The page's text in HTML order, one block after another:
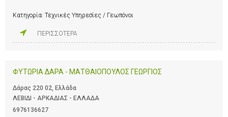
Κατηγορία: Τεχνικές Υπηρεσίες / Γεωπόνοι
ΠΕΡΙΣΣΟΤΕΡΑ
ΦΥΤΩΡΙΑ ΔΑΡΑ - ΜΑΤΘΑΙΟΠΟΥΛΟΣ ΓΕΩΡΓΙΟΣ
Δάρας 220 02, Ελλάδα
ΛΕΒΙΔΙ - ΑΡΚΑΔΙΑΣ - ΕΛΛΑΔΑ
6976136627